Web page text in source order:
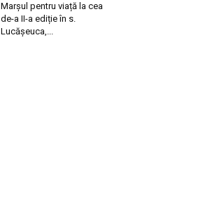
Marșul pentru viață la cea
de-a II-a ediție în s.
Lucășeuca,...